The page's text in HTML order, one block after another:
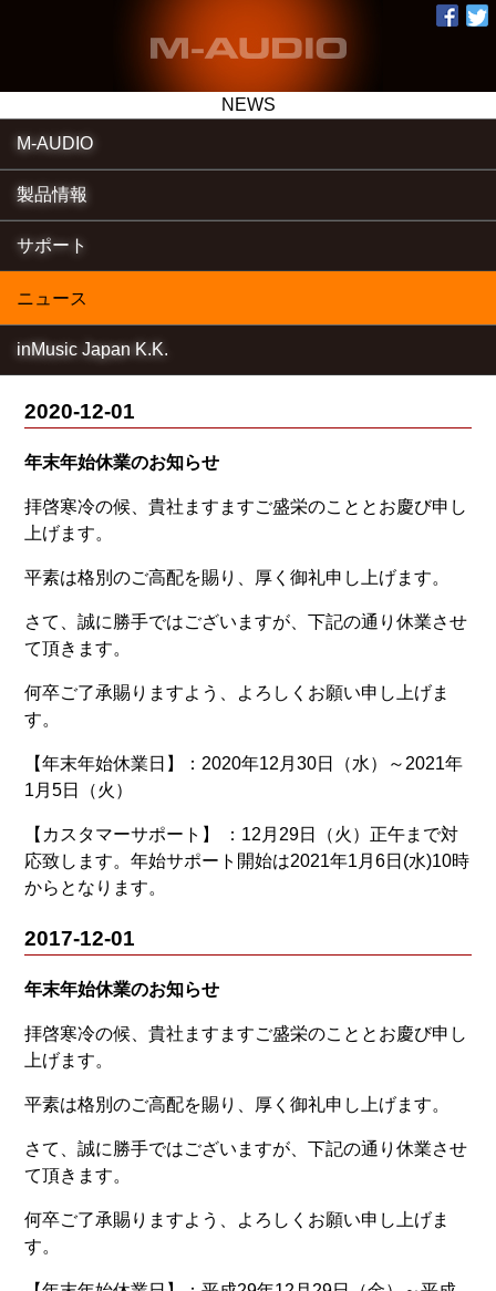
NEWS
M-AUDIO
製品情報
サポート
ニュース
inMusic Japan K.K.
2020-12-01
年末年始休業のお知らせ
拝啓寒冷の候、貴社ますますご盛栄のこととお慶び申し
上げます。
平素は格別のご高配を賜り、厚く御礼申し上げます。
さて、誠に勝手ではございますが、下記の通り休業させ
て頂きます。
何卒ご了承賜りますよう、よろしくお願い申し上げま
す。
【年末年始休業日】：2020年12月30日（水）～2021年
1月5日（火）
【カスタマーサポート】 ：12月29日（火）正午まで対
応致します。年始サポート開始は2021年1月6日(水)10時
からとなります。
2017-12-01
年末年始休業のお知らせ
拝啓寒冷の候、貴社ますますご盛栄のこととお慶び申し
上げます。
平素は格別のご高配を賜り、厚く御礼申し上げます。
さて、誠に勝手ではございますが、下記の通り休業させ
て頂きます。
何卒ご了承賜りますよう、よろしくお願い申し上げま
す。